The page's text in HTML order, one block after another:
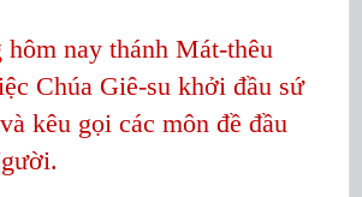
nay thánh Mát-thêu
Chúa Giê-su khởi đầu sứ
kêu gọi các môn đề đầu